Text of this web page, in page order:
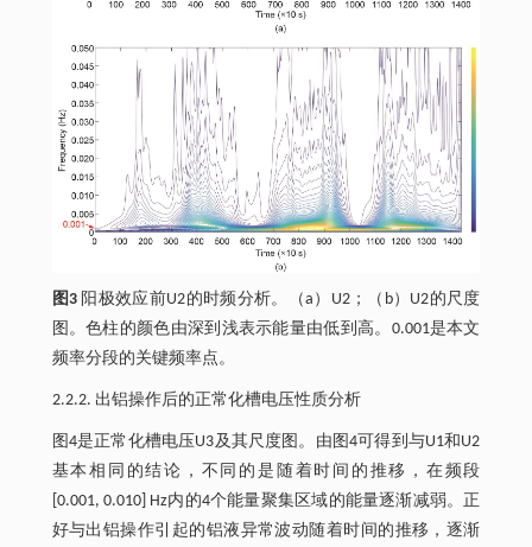
图3阳极效应前U2的时频分析。（a）U2；（b）U2的尺度
图。色柱的颜色由深到浅表示能量由低到高。0.001是本文
频率分段的关键频率点。
2.2.2. 出铝操作后的正常化槽电压性质分析
图4是正常化槽电压U3及其尺度图。由图4可得到与U1和U2
基本相同的结论，不同的是随着时间的推移，在频段
[0.001, 0.010] Hz内的4个能量聚集区域的能量逐渐减弱。正
好与出铝操作引起的铝液异常波动随着时间的推移，逐渐